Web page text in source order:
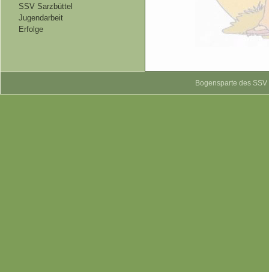
SSV Sarzbüttel
Jugendarbeit
Erfolge
Bogensparte des